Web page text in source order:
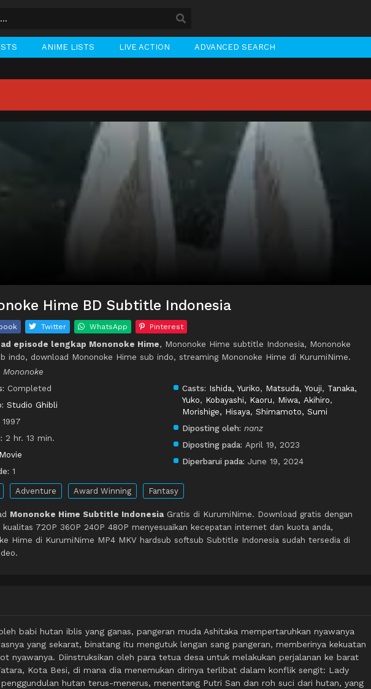
ANIME LISTS LIVE ACTION ADVANCED SEARCH
Hime BD Subtitle Indonesia
Twitter WhatsApp Pinterest
episode lengkap Mononoke Hime, Mononoke Hime subtitle Indonesia, Mononoke
indo, download Mononoke Hime sub indo, streaming Mononoke Hime di KurumiNime.
Mononoke
Completed
Studio Ghibli
1997
2 hr. 13 min.
Movie
1
Casts: Ishida, Yuriko, Matsuda, Youji, Tanaka,
Yuko, Kobayashi, Kaoru, Miwa, Akihiro,
Morishige, Hisaya, Shimamoto, Sumi
Diposting oleh: nanz
Diposting pada: April 19, 2023
Diperbarui pada: June 19, 2024
Adventure Award Winning Fantasy
Mononoke Hime Subtitle Indonesia Gratis di KurumiNime. Download gratis dengan
kualitas 720P 360P 240P 480P menyesuaikan kecepatan internet dan kuota anda,
Hime di KurumiNime MP4 MKV hardsub softsub Subtitle Indonesia sudah tersedia di
babi hutan iblis yang ganas, pangeran muda Ashitaka mempertaruhkan nyawanya
yang sekarat, binatang itu mengutuk lengan sang pangeran, memberinya kekuatan
nyawanya. Diinstruksikan oleh para tetua desa untuk melakukan perjalanan ke barat
Kota Besi, di mana dia menemukan dirinya terlibat dalam konflik sengit: Lady
hutan terus-menerus, menentang Putri San dan roh suci dari hutan, yang